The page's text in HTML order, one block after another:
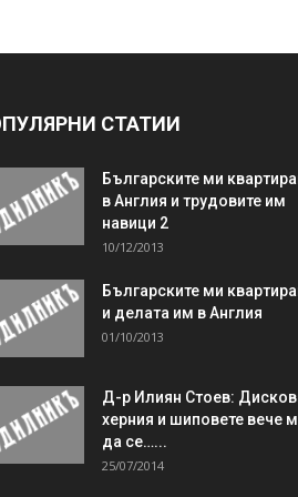
СТАТИИ
Българските ми
в Англия и трудовите им
навици 2
10/12/2013
Българските ми
и делата им в Англия
01/10/2013
Д-р Илиян Стоев:
херния и шиповете вече
да се…...
25/07/2014